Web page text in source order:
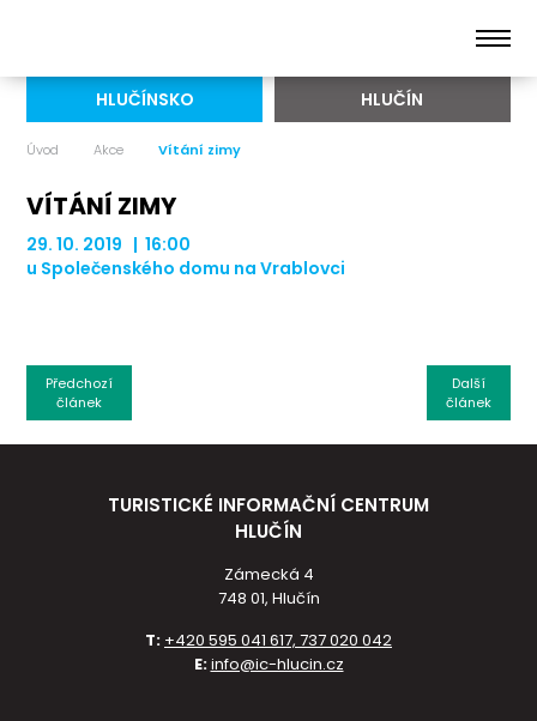
HLUČÍNSKO HLUČÍN
Úvod Akce Vítání zimy
VÍTÁNÍ ZIMY
29. 10. 2019 | 16:00
u Společenského domu na Vrablovci
Další
článek
Předchozí
článek
TURISTICKÉ INFORMAČNÍ CENTRUM
HLUČÍN
Zámecká 4
748 01, Hlučín
T: +420 595 041 617, 737 020 042
E:info@ic-hlucin.cz